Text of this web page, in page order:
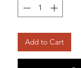
Add to Cart